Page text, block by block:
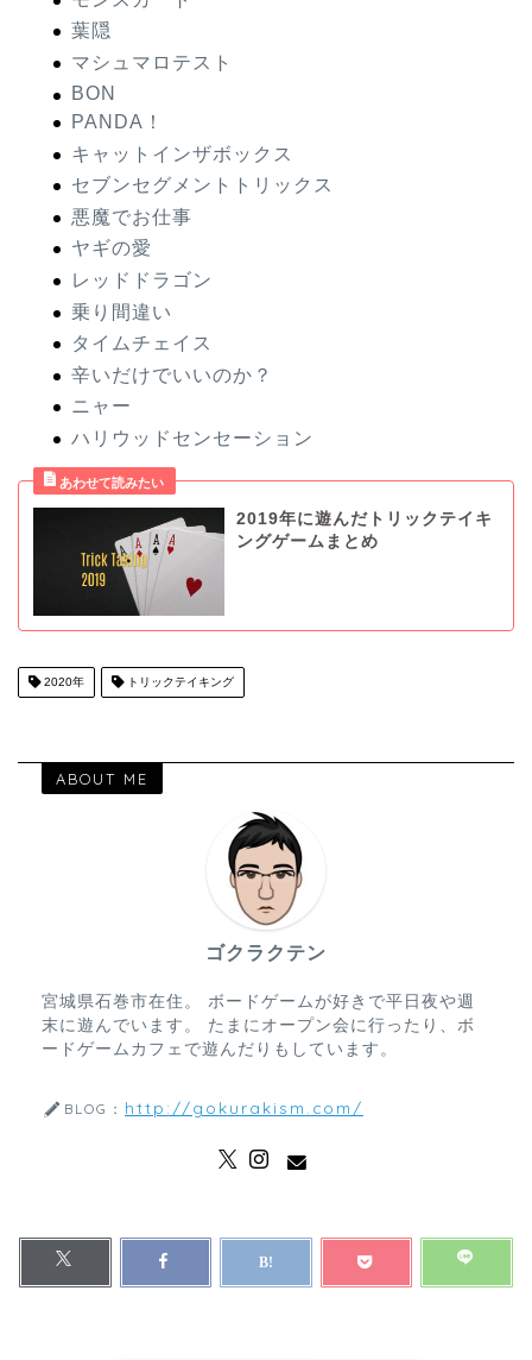
葉隠
マシュマロテスト
BON
PANDA！
キャットインザボックス
セブンセグメントトリックス
悪魔でお仕事
ヤギの愛
レッドドラゴン
乗り間違い
タイムチェイス
辛いだけでいいのか？
ニャー
ハリウッドセンセーション
2019年に遊んだトリックテイキ
ングゲームまとめ
2020年 トリックテイキング
ABOUT ME
ゴクラクテン
宮城県石巻市在住。 ボードゲームが好きで平日夜や週
末に遊んでいます。 たまにオープン会に行ったり、ボ
ードゲームカフェで遊んだりもしています。
BLOG： http://gokurakism.com/